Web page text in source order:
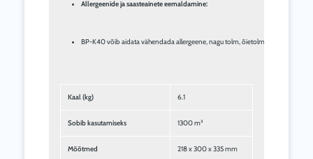
Allergeenide ja saasteainete eemaldamine:
BP-K40 võib aidata vähendada allergeene, nagu tolm, õietolm ja tolmulestad,
Kaal (kg) 6.1
Sobib kasutamiseks 1300 m³
Mõõtmed 218 x 300 x 335 mm